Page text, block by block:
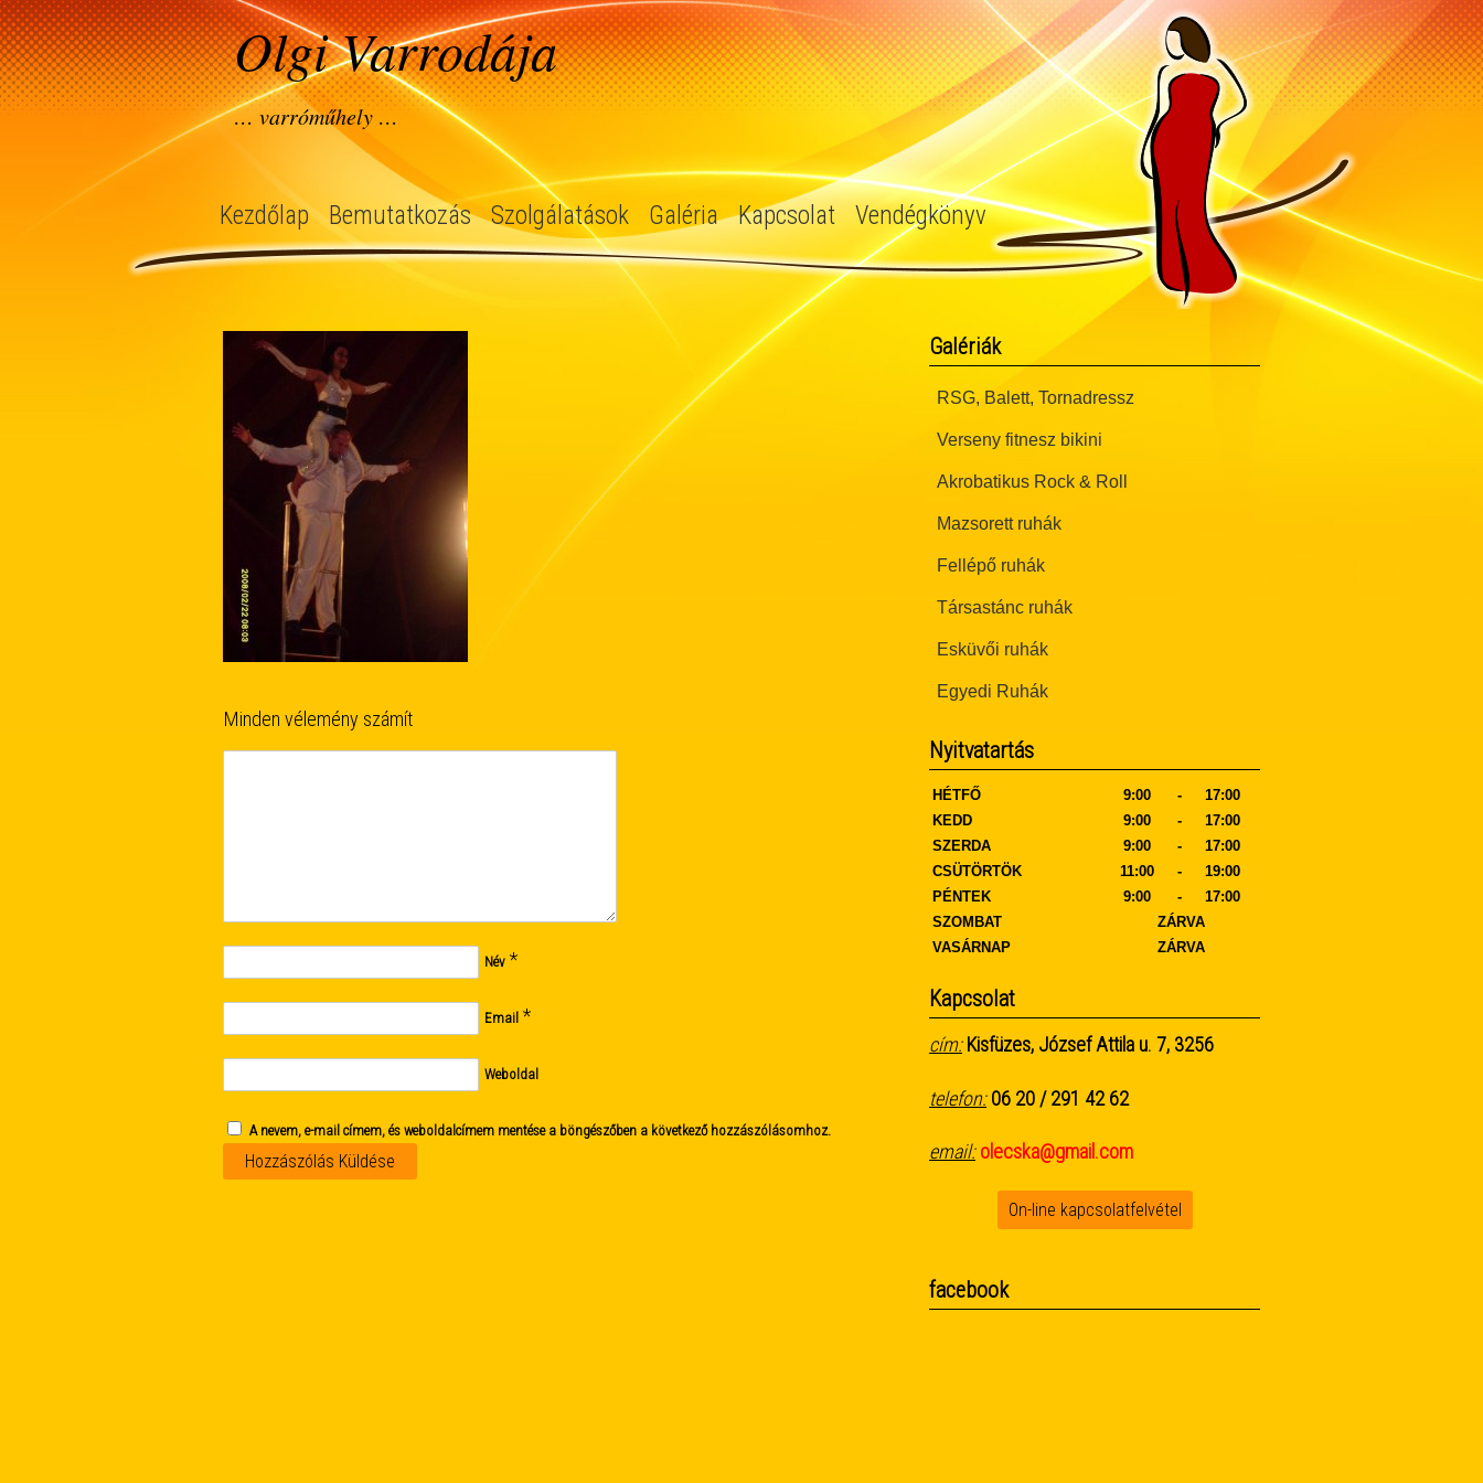
Olgi Varrodája
… varróműhely …
Kezdőlap Bemutatkozás Szolgálatások Galéria Kapcsolat Vendégkönyv
Minden vélemény számít
Név *
Email *
Weboldal
A nevem, e-mail címem, és weboldalcímem mentése a böngészőben a következő hozzászólásomhoz.
Galériák
RSG, Balett, Tornadressz
Verseny fitnesz bikini
Akrobatikus Rock & Roll
Mazsorett ruhák
Fellépő ruhák
Társastánc ruhák
Esküvői ruhák
Egyedi Ruhák
Nyitvatartás
HÉTFŐ 9:00 -
17:00
KEDD
9:00 -
17:00
SZERDA
9:00 -
17:00
CSÜTÖRTÖK
11:00 -
19:00
PÉNTEK
9:00 -
17:00
SZOMBAT
ZÁRVA
VASÁRNAP
ZÁRVA
Kapcsolat
cím: Kisfüzes, József Attila u. 7, 3256
telefon: 06 20 / 291 42 62
email: olecska@gmail.com
On-line kapcsolatfelvétel
facebook